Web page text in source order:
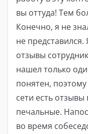
вы оттуда! Тем
Конечно, я не
не
отзывы
нашел только
понятен,
сети есть
печальные.
во время